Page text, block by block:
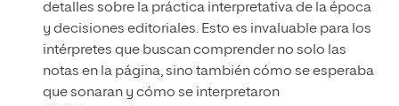
detalles sobre la práctica interpretativa de la época
y decisiones editoriales. Esto es invaluable para los
intérpretes que buscan comprender no solo las
notas en la página, sino también cómo se esperaba
que sonaran y cómo se interpretaron